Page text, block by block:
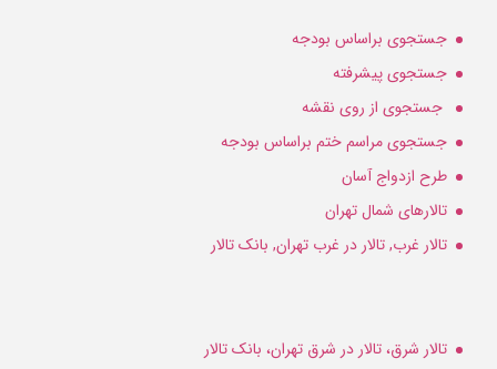
جستجوی براساس بودجه
جستجوی پیشرفته
جستجوی از روی نقشه
جستجوی مراسم ختم براساس بودجه
طرح ازدواج آسان
تالارهای شمال تهران
تالار غرب, تالار در غرب تهران, بانک تالار
تالار شرق، تالار در شرق تهران، بانک تالار